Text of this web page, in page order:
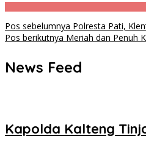
Navigasi
Pos sebelumnya Polresta Pati,
Pos berikutnya Meriah dan Penuh
News Feed
Kapolda Kalteng